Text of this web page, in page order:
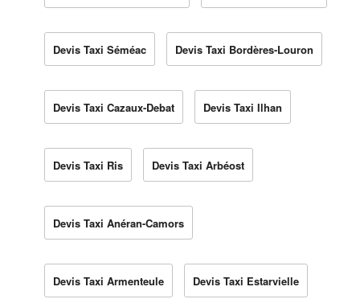
Devis Taxi Séméac Devis Taxi Bordères-Louron
Devis Taxi Cazaux-Debat Devis Taxi Ilhan
Devis Taxi Ris Devis Taxi Arbéost
Devis Taxi Anéran-Camors
Devis Taxi Armenteule Devis Taxi Estarvielle